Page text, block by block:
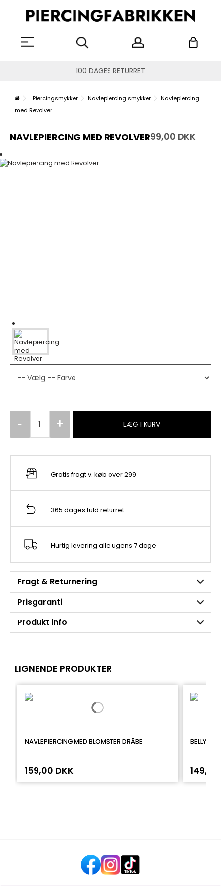
100 DAGES RETURRET
Piercingsmykker Navlepiercing smykker
Navlepiercing
med Revolver
NAVLEPIERCING MED REVOLVER99,00 DKK
LÆG I KURV
Gratis fragt v. køb over 299
365 dages fuld returret
Hurtig levering alle ugens 7 dage
Fragt & Returnering
Prisgaranti
Produkt info
LIGNENDE PRODUKTER
NAVLEPIERCING MED BLOMSTER DRÅBE
159,00 DKK
BELLY
149,00